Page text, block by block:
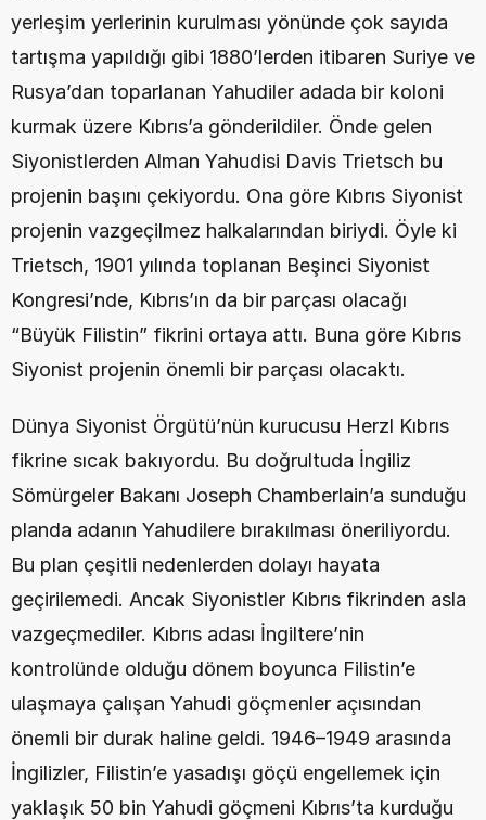
yerleşim yerlerinin kurulması yönünde çok sayıda
tartışma yapıldığı gibi 1880’lerden itibaren Suriye ve
Rusya’dan toparlanan Yahudiler adada bir koloni
kurmak üzere Kıbrıs’a gönderildiler. Önde gelen
Siyonistlerden Alman Yahudisi Davis Trietsch bu
projenin başını çekiyordu. Ona göre Kıbrıs Siyonist
projenin vazgeçilmez halkalarından biriydi. Öyle ki
Trietsch, 1901 yılında toplanan Beşinci Siyonist
Kongresi’nde, Kıbrıs’ın da bir parçası olacağı
“Büyük Filistin” fikrini ortaya attı. Buna göre Kıbrıs
Siyonist projenin önemli bir parçası olacaktı.
Dünya Siyonist Örgütü’nün kurucusu Herzl Kıbrıs
fikrine sıcak bakıyordu. Bu doğrultuda İngiliz
Sömürgeler Bakanı Joseph Chamberlain’a sunduğu
planda adanın Yahudilere bırakılması öneriliyordu.
Bu plan çeşitli nedenlerden dolayı hayata
geçirilemedi. Ancak Siyonistler Kıbrıs fikrinden asla
vazgeçmediler. Kıbrıs adası İngiltere’nin
kontrolünde olduğu dönem boyunca Filistin’e
ulaşmaya çalışan Yahudi göçmenler açısından
önemli bir durak haline geldi. 1946–1949 arasında
İngilizler, Filistin’e yasadışı göçü engellemek için
yaklaşık 50 bin Yahudi göçmeni Kıbrıs’ta kurduğu